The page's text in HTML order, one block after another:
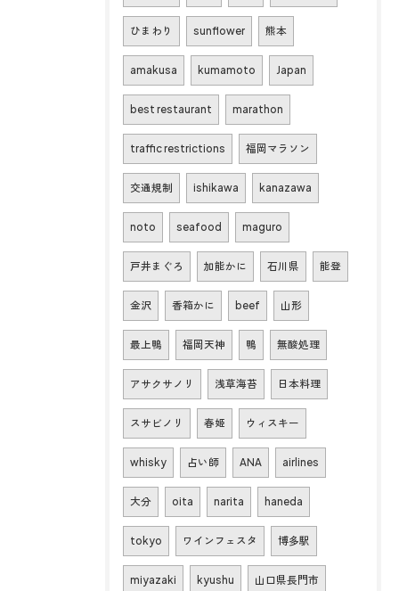
ひまわり sunflower 熊本
amakusa kumamoto Japan
best restaurant marathon
traffic restrictions 福岡マラソン
交通規制 ishikawa kanazawa
noto seafood maguro
戸井まぐろ 加能かに 石川県 能登
金沢 香箱かに beef 山形
最上鴨 福岡天神 鴨 無酸処理
アサクサノリ 浅草海苔 日本料理
スサビノリ 春姫 ウィスキー
whisky 占い師 ANA airlines
大分 oita narita haneda
tokyo ワインフェスタ 博多駅
miyazaki kyushu 山口県長門市